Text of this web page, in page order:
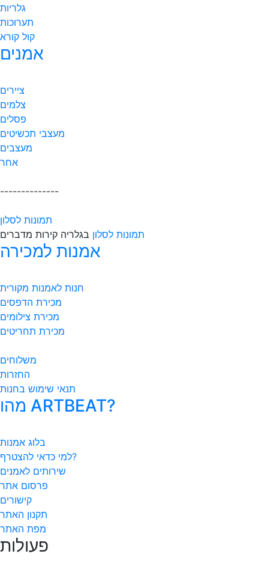
גלריות
תערוכות
קול קורא
אמנים
ציירים
צלמים
פסלים
מעצבי תכשיטים
מעצבים
אחר
--------------
תמונות לסלון
תמונות לסלון בגלריה קירות מדברים
אמנות למכירה
חנות לאמנות מקורית
מכירת הדפסים
מכירת צילומים
מכירת תחריטים
משלוחים
החזרות
תנאי שימוש בחנות
מהו ARTBEAT?
בלוג אמנות
למי כדאי להצטרף?
שירותים לאמנים
פרסום אתר
קישורים
תקנון האתר
מפת האתר
פעולות